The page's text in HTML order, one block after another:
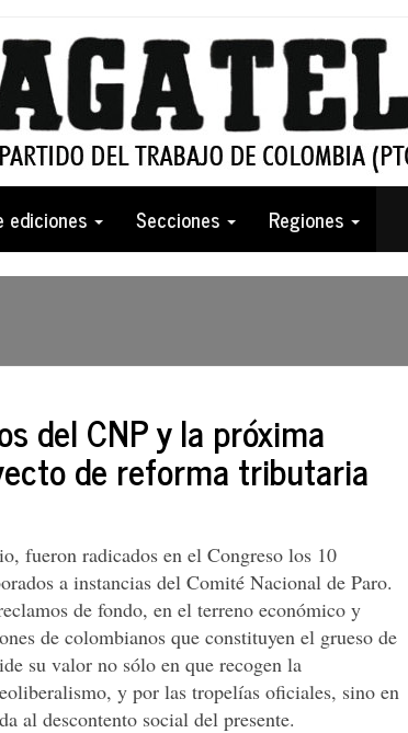
ediciones Secciones Regiones
del CNP y la próxima
de reforma tributaria
fueron radicados en el Congreso los 10
a instancias del Comité Nacional de Paro.
de fondo, en el terreno económico y
de colombianos que constituyen el grueso de
su valor no sólo en que recogen la
y por las tropelías oficiales, sino en
al descontento social del presente.